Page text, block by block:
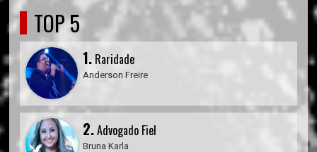
TOP 5
1. Raridade
Anderson Freire
2.Advogado Fiel
Bruna Karla